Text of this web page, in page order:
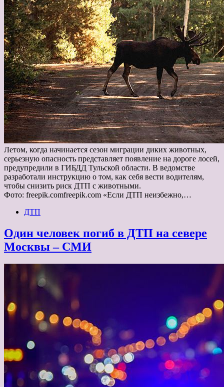
Летом, когда начинается сезон миграции диких животных,
серьезную опасность представляет появление на дороге лосей,
предупредили в ГИБДД Тульской области. В ведомстве
разработали инструкцию о том, как себя вести водителям,
чтобы снизить риск ДТП с животными.
Фото: freepik.comfreepik.com «Если ДТП неизбежно,…
ДТП
Один человек погиб в ДТП на севере
Москвы – СМИ